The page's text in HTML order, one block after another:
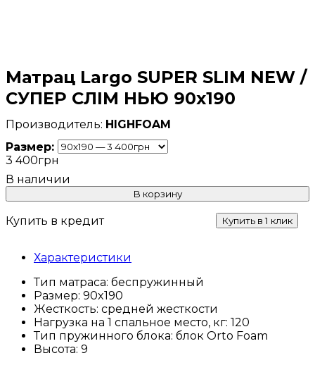
Матрац Largo SUPER SLIM NEW /
СУПЕР СЛІМ НЬЮ 90x190
HIGHFOAM
Размер:
3 400грн
В корзину
Купить в кредит Купить в 1 клик
Характеристики
Тип матраса: беспружинный
Размер: 90x190
Жесткость: средней жесткости
Нагрузка на 1 спальное место, кг: 120
Тип пружинного блока: блок Orto Foam
Высота: 9